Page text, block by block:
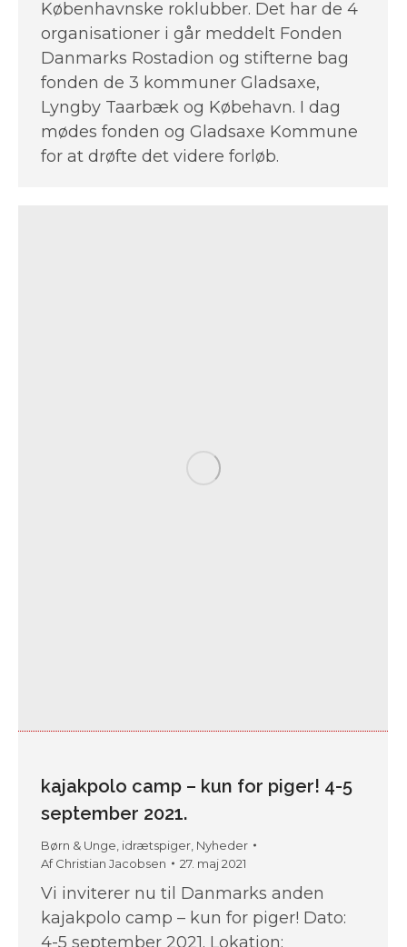
Københavnske roklubber. Det har de 4
organisationer i går meddelt Fonden
Danmarks Rostadion og stifterne bag
fonden de 3 kommuner Gladsaxe,
Lyngby Taarbæk og Købehavn. I dag
mødes fonden og Gladsaxe Kommune
for at drøfte det videre forløb.
kajakpolo camp – kun for piger! 4-5
september 2021.
Børn & Unge idrætspiger Nyheder
AfChristian Jacobsen 27. maj 2021
Vi inviterer nu til Danmarks anden
kajakpolo camp – kun for piger! Dato:
4-5 september 2021. Lokation: